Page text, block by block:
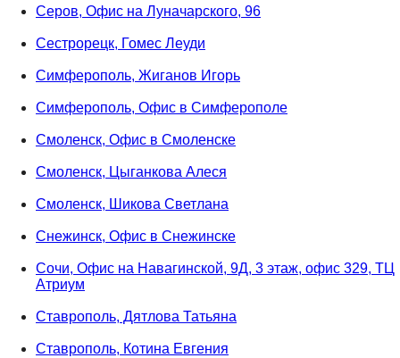
Серов, Офис на Луначарского, 96
Сестрорецк, Гомес Леуди
Симферополь, Жиганов Игорь
Симферополь, Офис в Симферополе
Смоленск, Офис в Смоленске
Смоленск, Цыганкова Алеся
Смоленск, Шикова Светлана
Снежинск, Офис в Снежинске
Сочи, Офис на Навагинской, 9Д, 3 этаж, офис 329, ТЦ
Атриум
Ставрополь, Дятлова Татьяна
Ставрополь, Котина Евгения